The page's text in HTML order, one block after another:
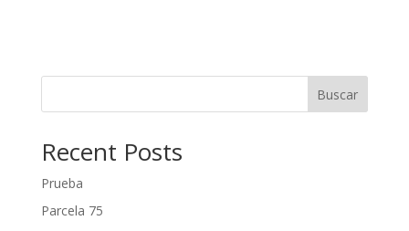
Buscar
Recent Posts
Prueba
Parcela 75